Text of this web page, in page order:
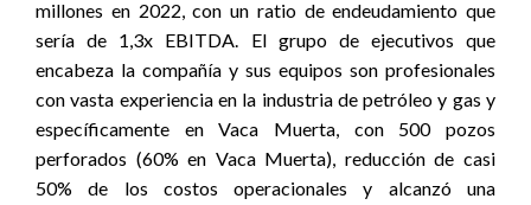
millones en 2022, con un ratio de endeudamiento que
sería de 1,3x EBITDA. El grupo de ejecutivos que
encabeza la compañía y sus equipos son profesionales
con vasta experiencia en la industria de petróleo y gas y
específicamente en Vaca Muerta, con 500 pozos
perforados (60% en Vaca Muerta), reducción de casi
50% de los costos operacionales y alcanzó una